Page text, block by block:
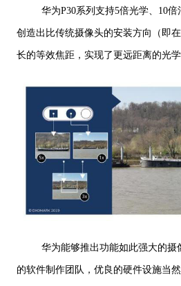
华为P30系列支持5倍光学、10
创造出比传统摄像头的安装方向（即
长的等效焦距，实现了更远距离的光学
华为能够推出功能如此强大的
的软件制作团队，优良的硬件设施当